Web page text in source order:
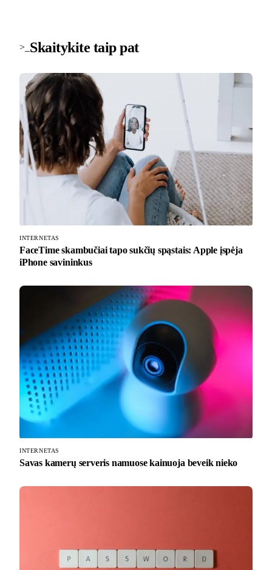
>_ Skaitykite taip pat
INTERNETAS
FaceTime skambučiai tapo sukčių spąstais: Apple įspėja
iPhone savininkus
INTERNETAS
Savas kamerų serveris namuose kainuoja beveik nieko